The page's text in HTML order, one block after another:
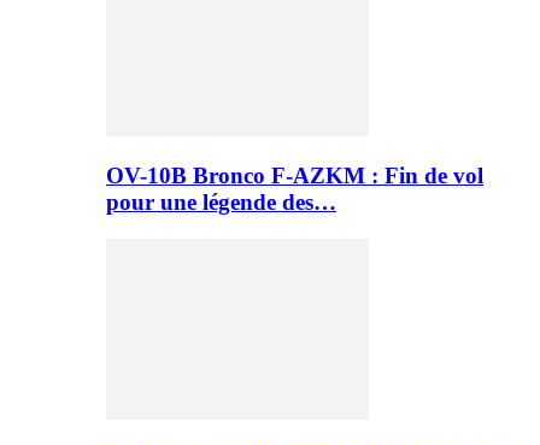
OV-10B Bronco F-AZKM : Fin de vol
pour une légende des…